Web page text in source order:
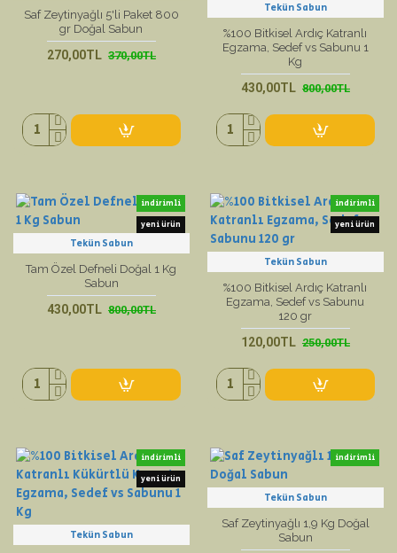
Saf Zeytinyağlı 5'li Paket 800
gr Doğal Sabun
270,00TL 370,00TL
Tekün Sabun
%100 Bitkisel Ardıç Katranlı
Egzama, Sedef vs Sabunu 1
Kg
430,00TL 800,00TL
indirimli
yeni ürün
Tekün Sabun
Tam Özel Defneli Doğal 1 Kg
Sabun
430,00TL 800,00TL
indirimli
yeni ürün
Tekün Sabun
%100 Bitkisel Ardıç Katranlı
Egzama, Sedef vs Sabunu
120 gr
120,00TL 250,00TL
indirimli
yeni ürün
Tekün Sabun
indirimli
Tekün Sabun
Saf Zeytinyağlı 1,9 Kg Doğal
Sabun